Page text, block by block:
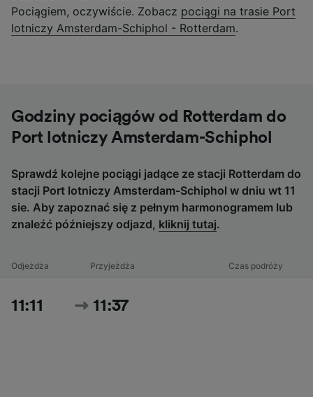
Pociągiem, oczywiście. Zobacz pociągi na trasie Port
lotniczy Amsterdam-Schiphol - Rotterdam.
Godziny pociągów od Rotterdam do
Port lotniczy Amsterdam-Schiphol
Sprawdź kolejne pociągi jadące ze stacji Rotterdam do
stacji Port lotniczy Amsterdam-Schiphol w dniu wt 11
sie. Aby zapoznać się z pełnym harmonogramem lub
znaleźć późniejszy odjazd, kliknij tutaj.
Odjeżdża Przyjeżdża Czas podróży
11:11 11:37